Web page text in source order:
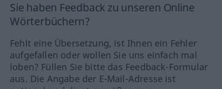
Sie haben Feedback zu unseren Online
Wörterbüchern?
Fehlt eine Übersetzung, ist Ihnen ein Fehler
aufgefallen oder wollen Sie uns einfach mal
loben? Füllen Sie bitte das Feedback-Formular
aus. Die Angabe der E-Mail-Adresse ist